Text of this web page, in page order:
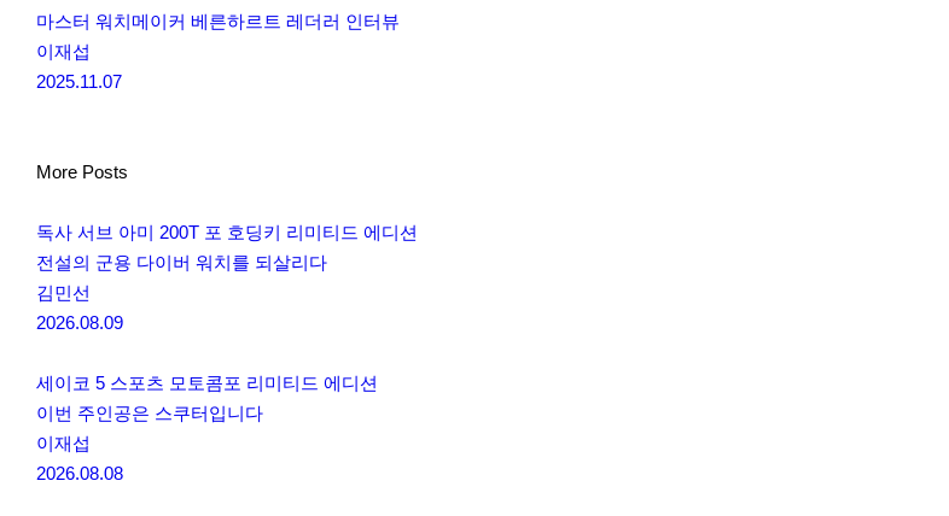
마스터 워치메이커 베른하르트 레더러 인터뷰
이재섭
2025.11.07
More Posts
독사 서브 아미 200T 포 호딩키 리미티드 에디션
전설의 군용 다이버 워치를 되살리다
김민선
2026.08.09
세이코 5 스포츠 모토콤포 리미티드 에디션
이번 주인공은 스쿠터입니다
이재섭
2026.08.08